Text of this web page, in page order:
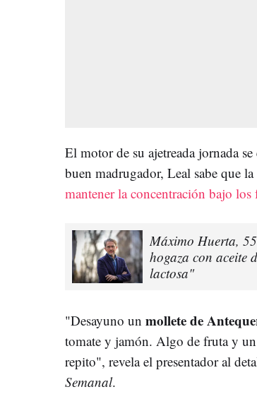
El motor de su ajetreada jornada
buen madrugador, Leal sabe que la
mantener la concentración bajo
Máximo Huerta,
hogaza con aceite
lactosa"
"Desayuno un mollete de
tomate y jamón. Algo de fruta y
repito", revela el presentador al
Semanal.